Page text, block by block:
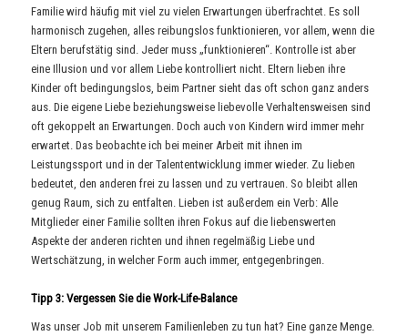
Familie wird häufig mit viel zu vielen Erwartungen überfrachtet. Es soll
harmonisch zugehen, alles reibungslos funktionieren, vor allem, wenn die
Eltern berufstätig sind. Jeder muss „funktionieren“. Kontrolle ist aber
eine Illusion und vor allem Liebe kontrolliert nicht. Eltern lieben ihre
Kinder oft bedingungslos, beim Partner sieht das oft schon ganz anders
aus. Die eigene Liebe beziehungsweise liebevolle Verhaltensweisen sind
oft gekoppelt an Erwartungen. Doch auch von Kindern wird immer mehr
erwartet. Das beobachte ich bei meiner Arbeit mit ihnen im
Leistungssport und in der Talententwicklung immer wieder. Zu lieben
bedeutet, den anderen frei zu lassen und zu vertrauen. So bleibt allen
genug Raum, sich zu entfalten. Lieben ist außerdem ein Verb: Alle
Mitglieder einer Familie sollten ihren Fokus auf die liebenswerten
Aspekte der anderen richten und ihnen regelmäßig Liebe und
Wertschätzung, in welcher Form auch immer, entgegenbringen.
Tipp 3: Vergessen Sie die Work-Life-Balance
Was unser Job mit unserem Familienleben zu tun hat? Eine ganze Menge.